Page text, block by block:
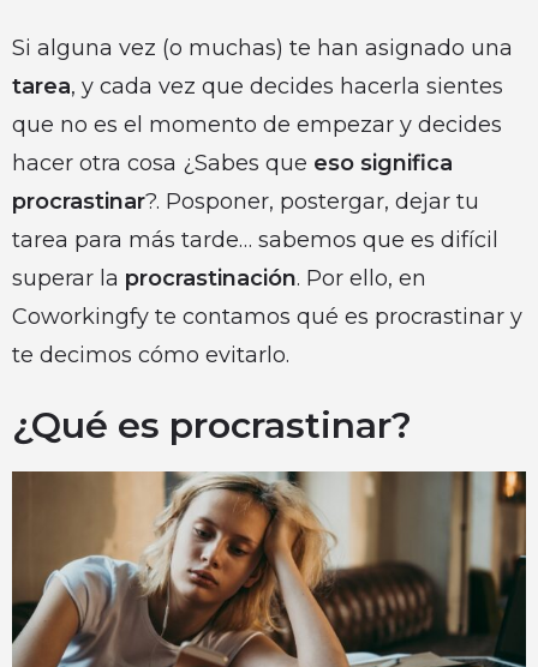
Si alguna vez (o muchas) te han asignado una
tarea, y cada vez que decides hacerla sientes
que no es el momento de empezar y decides
hacer otra cosa ¿Sabes que eso significa
procrastinar?. Posponer, postergar, dejar tu
tarea para más tarde… sabemos que es difícil
superar la procrastinación. Por ello, en
Coworkingfy te contamos qué es procrastinar y
te decimos cómo evitarlo.
¿Qué es procrastinar?